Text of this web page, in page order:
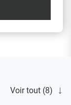
Voir tout (8)